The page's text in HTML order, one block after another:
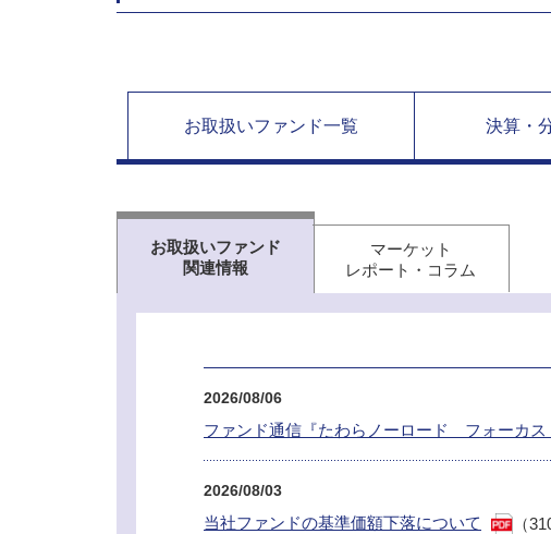
お取扱いファンド一覧 決算・
お取扱いファンド
関連情報
マーケット
レポート・コラム
2026/08/06
ファンド通信『たわらノーロード フォーカ
2026/08/03
当社ファンドの基準価額下落について （